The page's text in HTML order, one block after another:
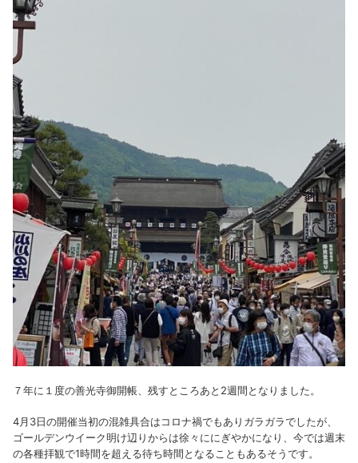
７年に１度の善光寺御開帳、残すところあと2週間となりました。
4月3日の開催当初の混雑具合はコロナ禍でもありガラガラでしたが、
ゴールデンウイーク明け辺りからは徐々ににぎやかになり、今では週末
の各種拝観で1時間を超える待ち時間となることもあるそうです。